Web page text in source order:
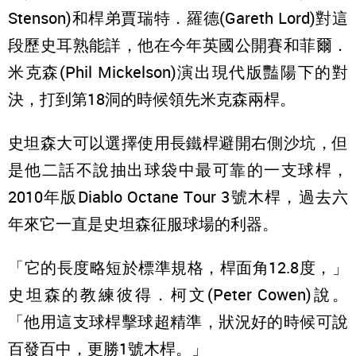
Stenson)和桿弟賈瑞特．羅德(Gareth Lord)對這
段歷史耳熟能詳，他在今年英國公開賽和菲爾．
米克森(Phil Mickelson)演出現代版豔陽下的對
決，打到第18洞的時候領先米克森兩桿。
史坦森大可以選擇使用長鐵桿避開右側沙坑，但
是他二話不說抽出球袋中最可靠的一支球桿，
2010年版Diablo Octane Tour 3號木桿，過去六
年來它一直是史坦森征服球場的利器。
「它的長度略短於標準規格，桿面角12.8度，」
史坦森的教練彼得．柯文(Peter Cowen)說。
「他用這支球桿擊球超精準，狀況好的時候可說
百發百中，更勝1號木桿。」